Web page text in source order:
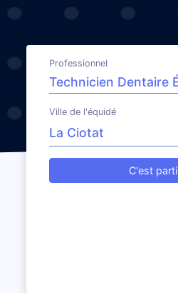
Professionnel
Ville de l'équidé
C'est parti